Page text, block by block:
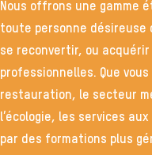
Nous offrons une gamme
toute personne désireuse
se reconvertir, ou
professionnelles. Que
restauration, le secteur
l’écologie, les services
par des formations plus